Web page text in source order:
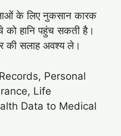
के लिए नुकसान कारक
को हानि पहुंच सकती है।
की सलाह अवश्य ले।
Personal
Life
Data to Medical